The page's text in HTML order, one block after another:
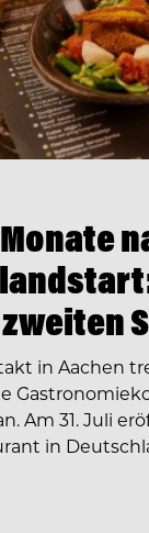
in Aachen
Am 31. Juli
in